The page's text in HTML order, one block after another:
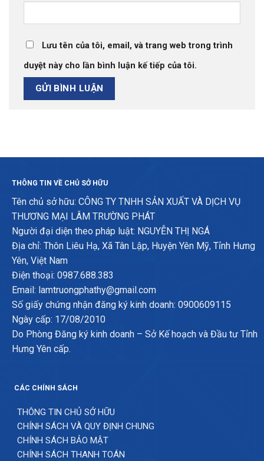
Lưu tên của tôi, email, và trang web trong trình
duyệt này cho lần bình luận kế tiếp của tôi.
THÔNG TIN VỀ CHỦ SỞ HỮU
Tên chủ sở hữu: CÔNG TY TNHH SẢN XUẤT VÀ DỊCH VỤ
THƯƠNG MẠI LÂM TRƯỜNG PHÁT
Người đại diện theo pháp luật: NGUYỄN THỊ NGÁ
Địa chỉ: Thôn Liêu Hạ, Xã Tân Lập, Huyện Yên Mỹ, Tỉnh Hưng
Yên, Việt Nam
Điện thoại: 0987.688.383
Email: lamtruongphathy@gmail.com
Số giấy chứng nhận đăng ký kinh doanh: 0900609115
Ngày cấp: 17/08/2010
Do Phòng Đăng ký kinh doanh – Sở Kế hoạch và Đầu tư Tỉnh
Hưng Yên cấp.
CÁC CHÍNH SÁCH
THÔNG TIN CHỦ SỞ HỮU
CHÍNH SÁCH VÀ QUY ĐỊNH CHUNG
CHÍNH SÁCH BẢO MẬT
CHÍNH SÁCH THANH TOÁN